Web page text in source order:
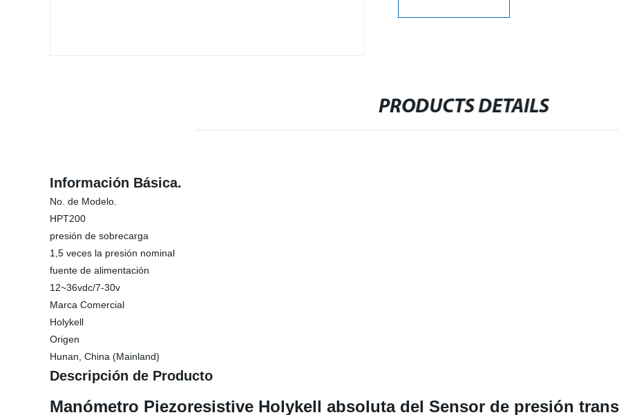
PRODUCTS DETAILS
Información Básica.
No. de Modelo.
HPT200
presión de sobrecarga
1,5 veces la presión nominal
fuente de alimentación
12~36vdc/7-30v
Marca Comercial
Holykell
Origen
Hunan, China (Mainland)
Descripción de Producto
Manómetro Piezoresistive Holykell absoluta del Sensor de presión